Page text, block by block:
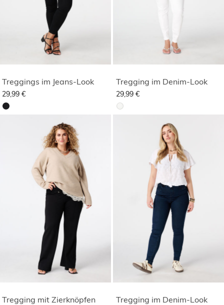
Treggings im Jeans-Look
29,99 €
Tregging im Denim-Look
29,99 €
Tregging mit Zierknöpfen Tregging im Denim-Look